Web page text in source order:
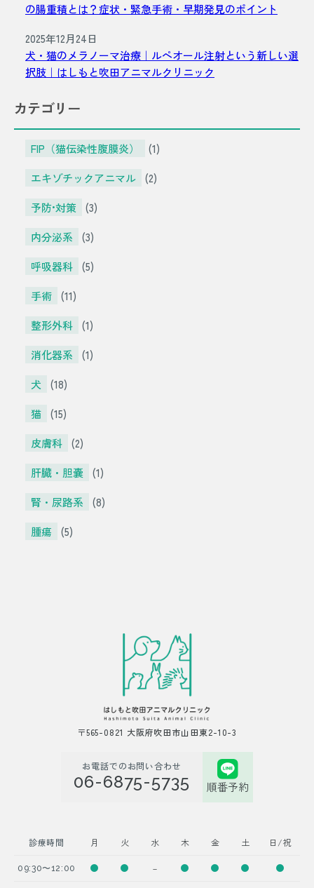
の腸重積とは？症状・緊急手術・早期発見のポイント
2025年12月24日
犬・猫のメラノーマ治療｜ルペオール注射という新しい選
択肢｜はしもと吹田アニマルクリニック
カテゴリー
FIP（猫伝染性腹膜炎）
(1)
エキゾチックアニマル
(2)
予防•対策
(3)
内分泌系
(3)
呼吸器科
(5)
手術
(11)
整形外科
(1)
消化器系
(1)
犬
(18)
猫
(15)
皮膚科
(2)
肝臓・胆嚢
(1)
腎・尿路系
(8)
腫瘍
(5)
〒565-0821 大阪府吹田市山田東2-10-3
お電話でのお問い合わせ
06-6875-5735 順番予約
診療時間 月 火 水 木 金 土 日/祝
09:30〜12:00 －